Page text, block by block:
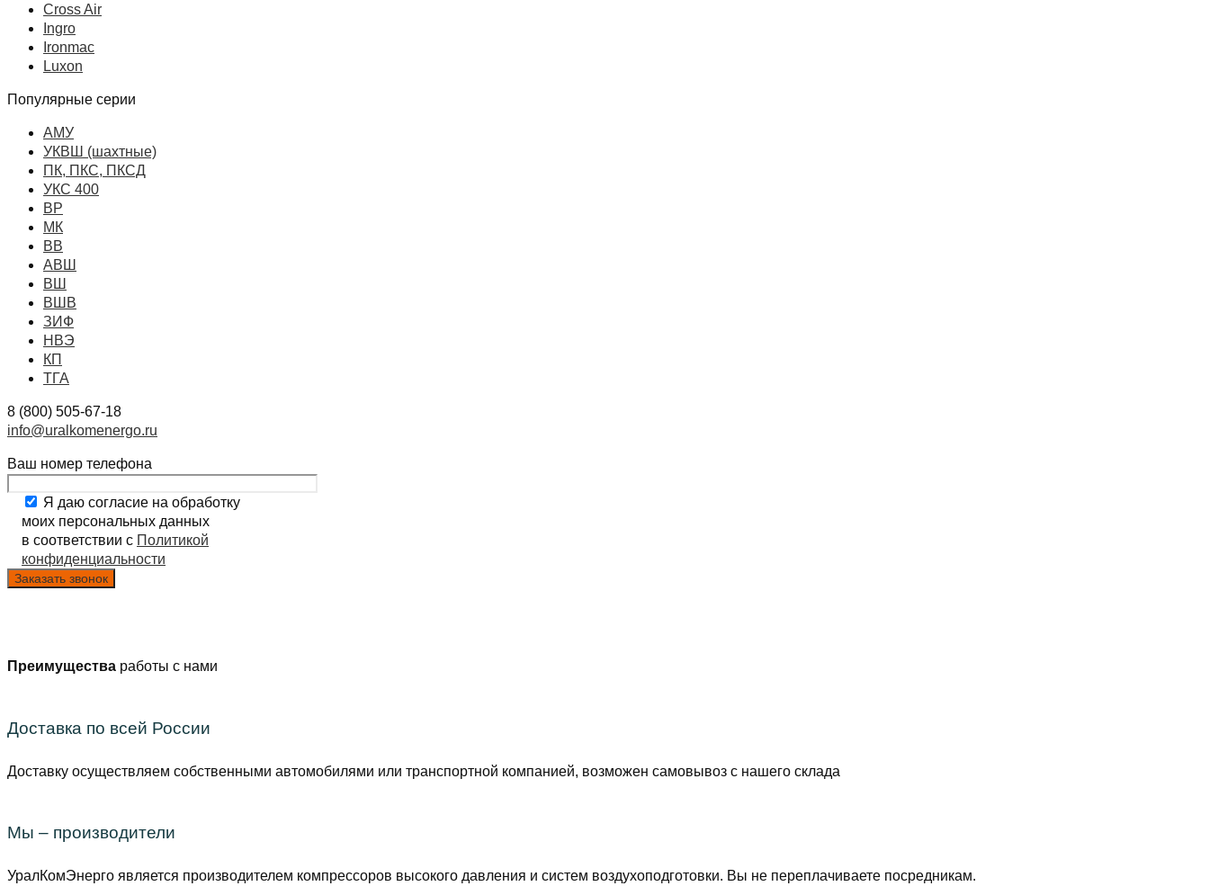
Cross Air
Ingro
Ironmac
Luxon
Популярные серии
АМУ
УКВШ (шахтные)
ПК, ПКС, ПКСД
УКС 400
ВР
МК
ВВ
АВШ
ВШ
ВШВ
ЗИФ
НВЭ
КП
ТГА
8 (800) 505-67-18
info@uralkomenergo.ru
Ваш номер телефона
Я даю согласие на обработку
моих персональных данных
в соответствии с Политикой
конфиденциальности
Преимущества работы с нами
Доставка по всей России
Доставку осуществляем собственными автомобилями или транспортной компанией, возможен самовывоз с нашего склада
Мы – производители
УралКомЭнерго является производителем компрессоров высокого давления и систем воздухоподготовки. Вы не переплачиваете посредникам.